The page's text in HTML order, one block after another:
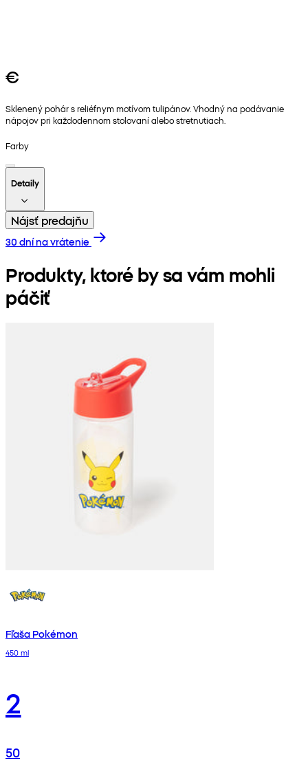
€
Sklenený pohár s reliéfnym motívom tulipánov. Vhodný na podávanie
nápojov pri každodennom stolovaní alebo stretnutiach.
Farby
Detaily
Nájsť predajňu
30 dní na vrátenie
Produkty, ktoré by sa vám mohli
páčiť
Fľaša Pokémon
450 ml
2
50